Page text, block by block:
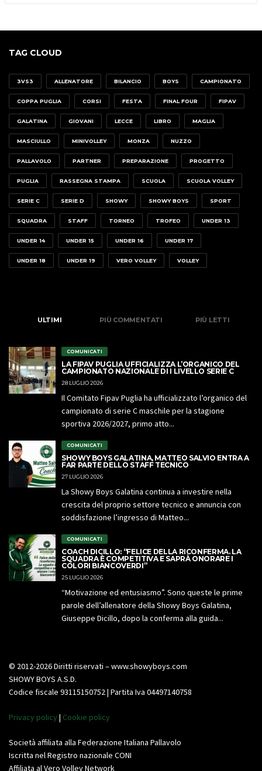
TAG CLOUD
3VS3 ALLENATORE BILANCIO BOYS CAMPIONATO
COPPA PUGLIA CORSI FESTA FINAL FOUR FIPAV
GALATINA GIOVANI LECCE LIBRO MAGLIA
MASCIULLO MINIVOLLEY MONZA NUZZO
PALLAVOLO PARTNER PREPARAZIONE PROGETTO
PUGLIA RASSEGNA STAMPA SCUOLA SCUOLA VOLLEY
SERIE C SERIE D SHOWY SHOWY BOYS SPORT
SQUADRA STAFF TORNEO TROFEO UNDER 13
UNDER 14 UNDER 15 UNDER 16 UNDER 17
UNDER 18 UNDER 19 VERO VOLLEY VOLLEY
ULTIMI PIÙ COMMENTATI PIÙ LETTI
COMUNICATI
LA FIPAV PUGLIA UFFICIALIZZA L’ORGANICO DEL
CAMPIONATO NAZIONALE DI I LIVELLO SERIE C
28 LUGLIO 2026
Il Comitato Fipav Puglia ha ufficializzato l’organico del
campionato di serie C maschile per la stagione
sportiva 2026/2027, primo atto...
COMUNICATI
SHOWY BOYS GALATINA, MATTEO SALVIO ENTRA A
FAR PARTE DELLO STAFF TECNICO
27 LUGLIO 2026
La Showy Boys Galatina continua a investire nella
crescita del proprio settore tecnico e annuncia con
soddisfazione l’ingresso di Matteo...
COMUNICATI
COACH DICILLO: “FELICE DELLA RICONFERMA. LA
SQUADRA È COMPETITIVA E SAPRÀ ONORARE I
COLORI BIANCOVERDI”
25 LUGLIO 2026
“Motivazione ed entusiasmo”. Sono queste le prime
parole dell’allenatore della Showy Boys Galatina,
Giuseppe Dicillo, dopo la conferma alla guida...
© 2012-2026 Diritti riservati – www.showyboys.com
SHOWY BOYS A.S.D.
Codice fiscale 93115150752 | Partita Iva 04497140758
Privacy policy | Cookie policy
Società affiliata alla Federazione Italiana Pallavolo
Iscritta nel Registro nazionale CONI
Affiliata al Vero Volley Network